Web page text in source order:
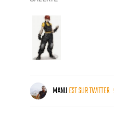
MANUEST SUR TWITTER